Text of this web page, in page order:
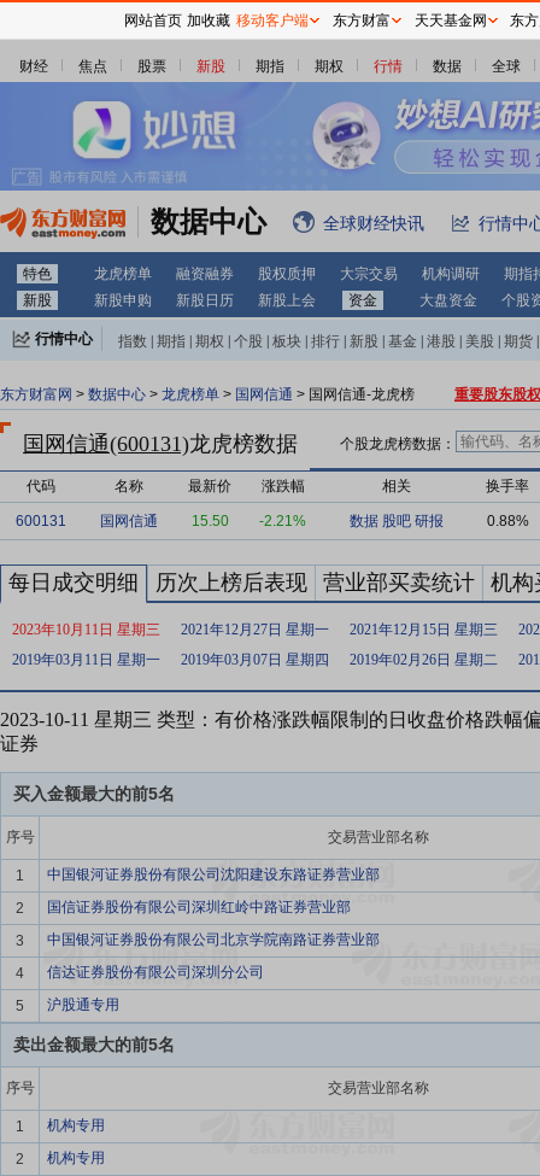
财经 焦点 股票 新股 期指 期权 行情 数据 全球
数据中心 全球财经快讯 行情中
特色 龙虎榜单 融资融券 股权质押 大宗交易 机构调研
期指
新股
新股申购 新股日历 新股上会 资金 大盘资金 个股
行情中心 指数 期指 期权 个股 板块 排行 新股 基金 港股 美股 期货
东方财富网 > 数据中心 > 龙虎榜单 > 国网信通 > 国网信通-龙虎榜 重要股东股
国网信通(600131)龙虎榜数据 个股龙虎榜数据：
代码 名称 最新价 涨跌幅 相关 换手率
600131 国网信通 15.50 -2.21% 数据 股吧 研报 0.88%
每日成交明细 历次上榜后表现 营业部买卖统计 机构
2023年10月11日 星期三 2021年12月27日 星期一 2021年12月15日 星期三
2019年03月11日 星期一
2019年03月07日 星期四 2019年02月26日 星期二
2023-10-11 星期三 类型：有价格涨跌幅限制的日收盘价格跌幅
证券
买入金额最大的前5名
序号 交易营业部名称
1
中国银河证券股份有限公司沈阳建设东路证券营业部
2
国信证券股份有限公司深圳红岭中路证券营业部
3
中国银河证券股份有限公司北京学院南路证券营业部
4
信达证券股份有限公司深圳分公司
5
沪股通专用
卖出金额最大的前5名
序号 交易营业部名称
1
机构专用
2
机构专用
网站首页 加收藏 移动客户端 东方财富 天天基金网 东